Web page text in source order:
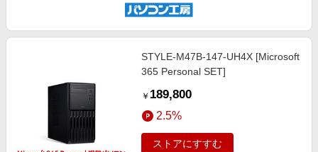
STYLE-M47B-147-UH4X [Microsoft
365 Personal SET]
￥ 189,800
2.5%
ストアにすすむ